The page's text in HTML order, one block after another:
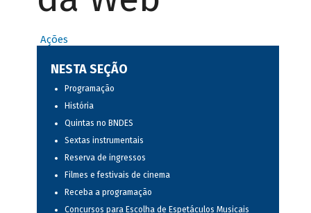
Ações
NESTA SEÇÃO
Programação
História
Quintas no BNDES
Sextas instrumentais
Reserva de ingressos
Filmes e festivais de cinema
Receba a programação
Concursos para Escolha de Espetáculos Musicais